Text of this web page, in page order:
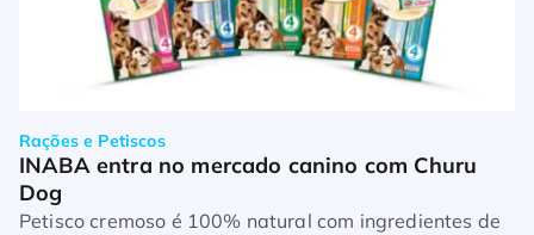
Rações e Petiscos
INABA entra no mercado canino com Churu
Dog
Petisco cremoso é 100% natural com ingredientes de